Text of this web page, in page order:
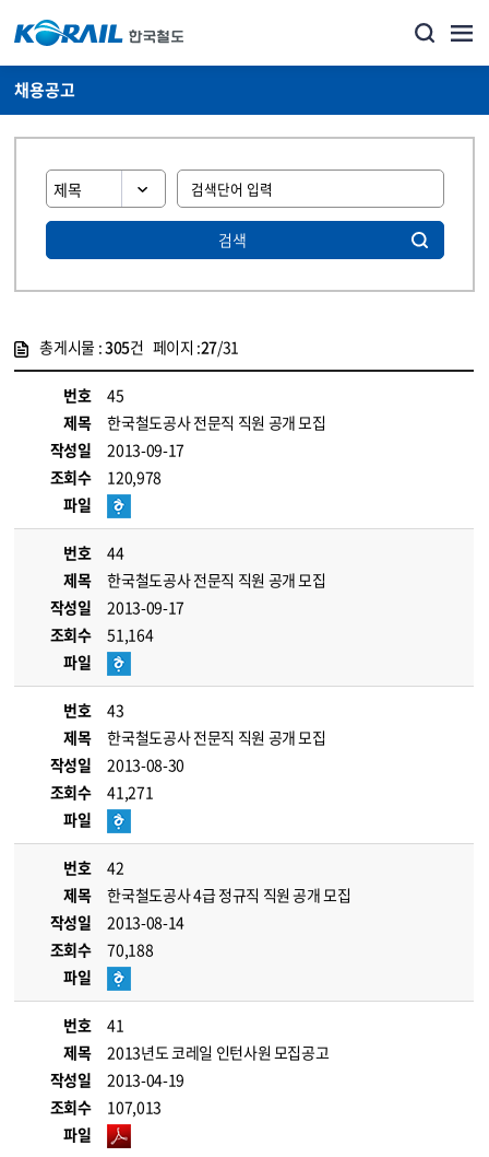
채용공고
검색
총게시물 :305건 페이지 :27/31
번호
45
제목
한국철도공사 전문직 직원 공개 모집
작성일
2013-09-17
조회수
120,978
파일
번호
44
제목
한국철도공사 전문직 직원 공개 모집
작성일
2013-09-17
조회수
51,164
파일
번호
43
제목
한국철도공사 전문직 직원 공개 모집
작성일
2013-08-30
조회수
41,271
파일
번호
42
제목
한국철도공사 4급 정규직 직원 공개 모집
작성일
2013-08-14
조회수
70,188
파일
번호
41
제목
2013년도 코레일 인턴사원 모집공고
작성일
2013-04-19
조회수
107,013
파일